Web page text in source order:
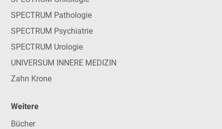
SPECTRUM Pathologie
SPECTRUM Psychiatrie
SPECTRUM Urologie
UNIVERSUM INNERE MEDIZIN
Zahn Krone
Weitere
Bücher